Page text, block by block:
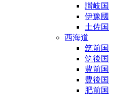
讃岐国
伊豫國
土佐国
西海道
筑前国
筑後国
豊前国
豊後国
肥前国